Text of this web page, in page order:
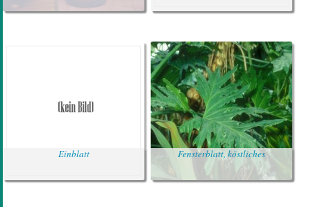
Einblatt Fensterblatt, köstliches